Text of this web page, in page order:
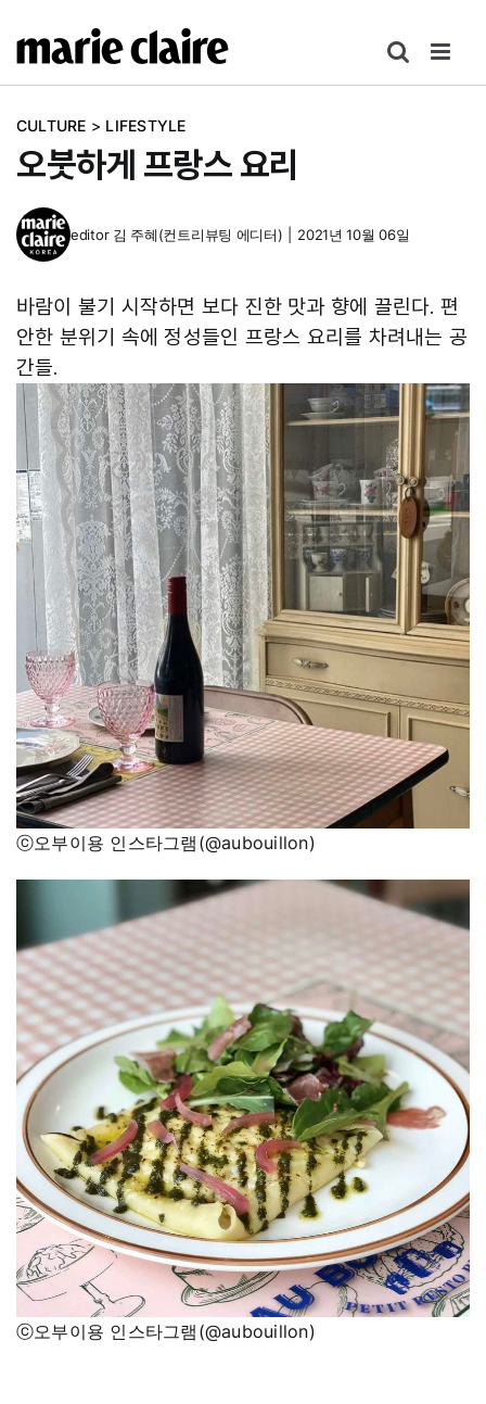
텐
건CULTURE > LIFESTYLE
오붓하게 프랑스 요리
editor 김 주혜(컨트리뷰팅 에디터) 2021년 10월 06일
바람이 불기 시작하면 보다 진한 맛과 향에 끌린다. 편
안한 분위기 속에 정성들인 프랑스 요리를 차려내는 공
간들.
ⓒ오부이용 인스타그램(@aubouillon)
ⓒ오부이용 인스타그램(@aubouillon)